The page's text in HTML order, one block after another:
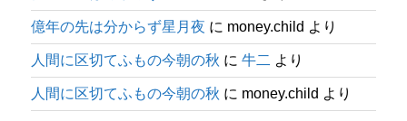
億年の先は分からず星月夜 に money.child より
人間に区切てふもの今朝の秋 に牛二 より
人間に区切てふもの今朝の秋 に money.child より